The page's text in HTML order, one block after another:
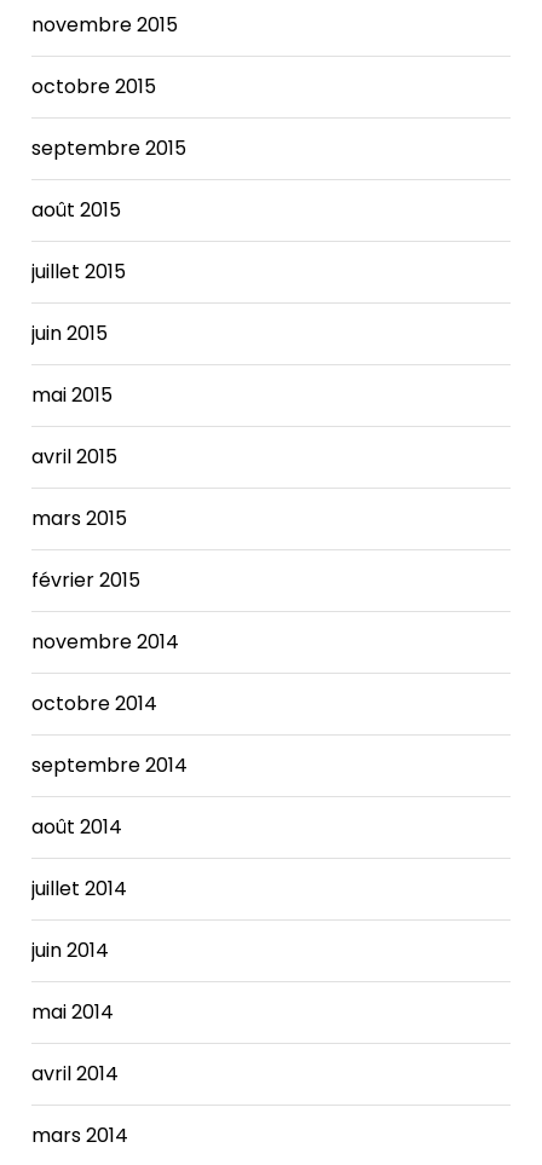
novembre 2015
octobre 2015
septembre 2015
août 2015
juillet 2015
juin 2015
mai 2015
avril 2015
mars 2015
février 2015
novembre 2014
octobre 2014
septembre 2014
août 2014
juillet 2014
juin 2014
mai 2014
avril 2014
mars 2014